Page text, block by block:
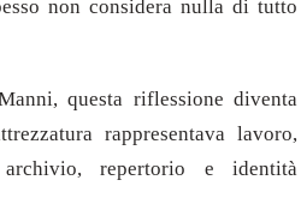
non considera nulla di tutto
questa riflessione diventa
rappresentava lavoro,
repertorio e identità